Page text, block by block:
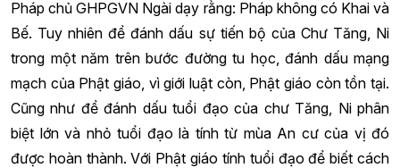
Pháp chủ GHPGVN Ngài dạy rằng: Pháp không có Khai và
Bế. Tuy nhiên để đánh dấu sự tiến bộ của Chư Tăng, Ni
trong một năm trên bước đường tu học, đánh dấu mạng
mạch của Phật giáo, vì giới luật còn, Phật giáo còn tồn tại.
Cũng như để đánh dấu tuổi đạo của chư Tăng, Ni phân
biệt lớn và nhỏ tuổi đạo là tính từ mùa An cư của vị đó
được hoàn thành. Với Phật giáo tính tuổi đạo để biết cách